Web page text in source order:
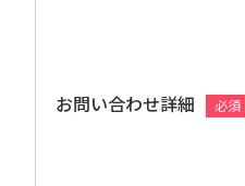
お問い合わせ詳細 必須